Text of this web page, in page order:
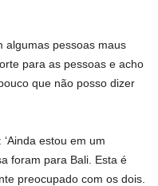
algumas pessoas maus
para as pessoas e acho
que não posso dizer
estou em um
foram para Bali. Esta é
preocupado com os dois.